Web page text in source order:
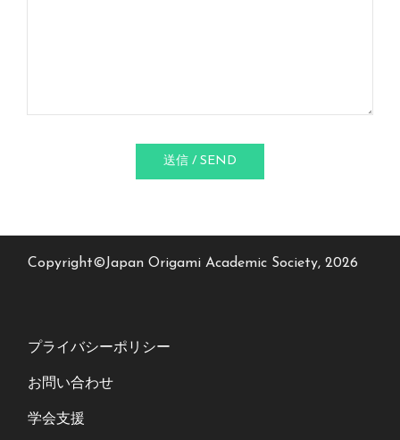
送信 / SEND
Copyright©Japan Origami Academic Society, 2026
プライバシーポリシー
お問い合わせ
学会支援